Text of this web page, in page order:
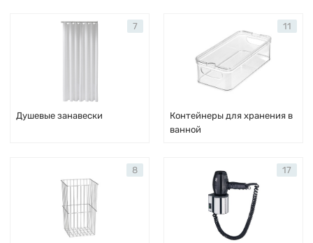
Душевые занавески
7
Контейнеры для хранения в
ванной
11
8 17